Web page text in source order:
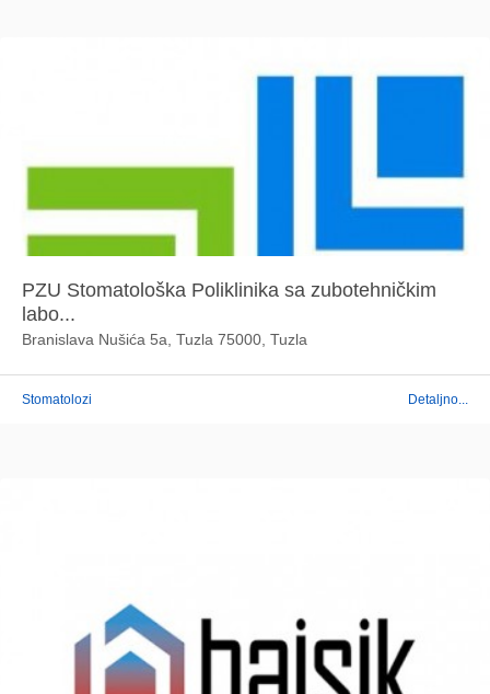
PZU Stomatološka Poliklinika sa zubotehničkim
labo...
Branislava Nušića 5a, Tuzla 75000, Tuzla
Stomatolozi Detaljno...